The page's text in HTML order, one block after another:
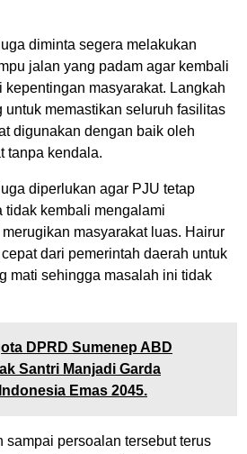
diminta segera melakukan
jalan yang padam agar kembali
kepentingan masyarakat. Langkah
memastikan seluruh fasilitas
digunakan dengan baik oleh
tanpa kendala.
diperlukan agar PJU tetap
tidak kembali mengalami
masyarakat luas. Hairur
dari pemerintah daerah untuk
mati sehingga masalah ini tidak
DPRD Sumenep ABD
Santri Manjadi Garda
Emas 2045.
sampai persoalan tersebut terus